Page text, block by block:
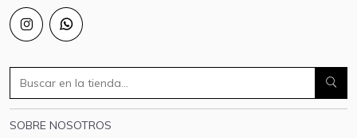
SOBRE NOSOTROS